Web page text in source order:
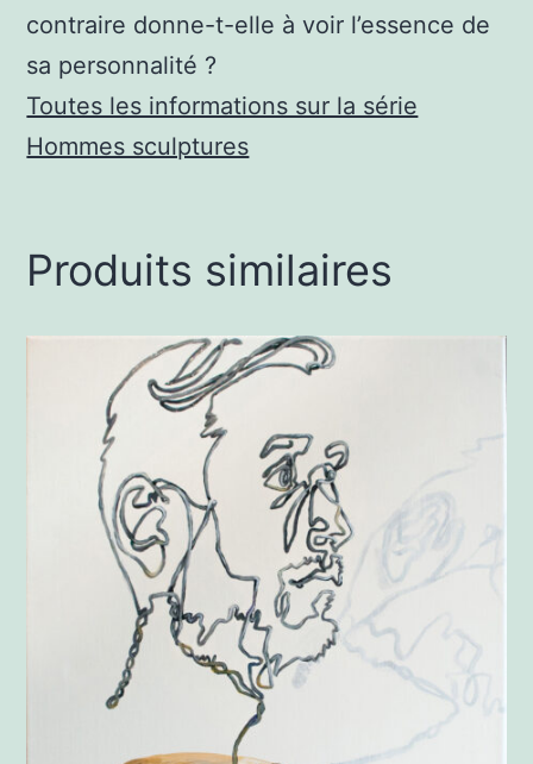
contraire donne-t-elle à voir l’essence de
sa personnalité ?
Toutes les informations sur la série
Hommes sculptures
Produits similaires